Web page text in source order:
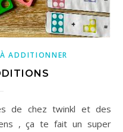
ADDITIONNER
, ça te fait un super